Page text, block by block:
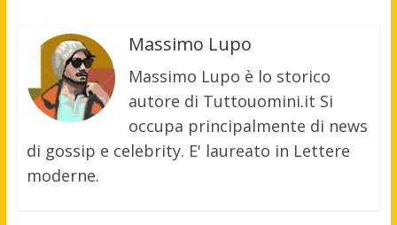
Massimo Lupo
Massimo Lupo è lo storico
autore di Tuttouomini.it Si
occupa principalmente di news
di gossip e celebrity. E' laureato in Lettere
moderne.